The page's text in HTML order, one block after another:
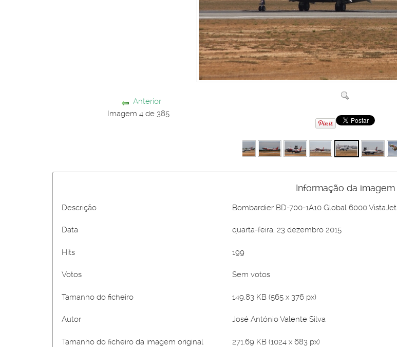
Anterior
Imagem 4 de 385
Informação da imagem
Descrição Bombardier BD-700-1A10 Global 6000 VistaJet
Data quarta-feira, 23 dezembro 2015
Hits 199
Votos Sem votos
Tamanho do ficheiro 149.83 KB (565 x 376 px)
Autor José António Valente Silva
Tamanho do ficheiro da imagem original 271.69 KB (1024 x 683 px)